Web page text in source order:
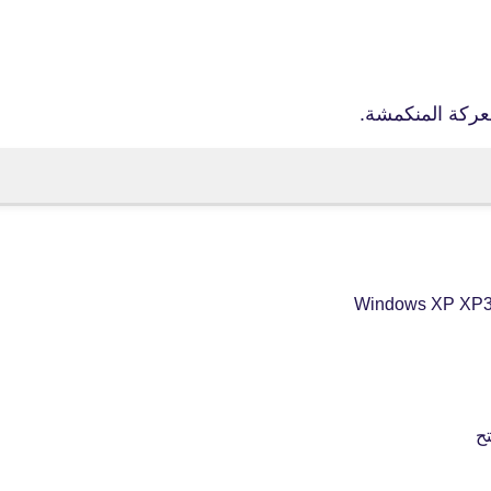
المنكمشة.